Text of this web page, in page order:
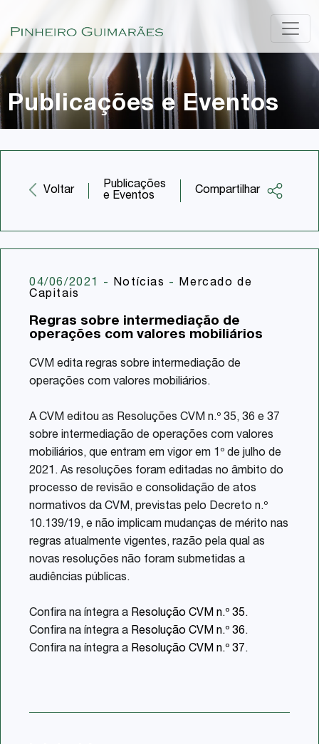
Publicações e Eventos
Voltar
Publicações
e Eventos
Compartilhar
Twitter
Share
04/06/2021 - Notícias - Mercado de
Capitais
Regras sobre intermediação de
operações com valores mobiliários
CVM edita regras sobre intermediação de
operações com valores mobiliários.
A CVM editou as Resoluções CVM n.º 35, 36 e 37
sobre intermediação de operações com valores
mobiliários, que entram em vigor em 1º de julho de
2021. As resoluções foram editadas no âmbito do
processo de revisão e consolidação de atos
normativos da CVM, previstas pelo Decreto n.º
10.139/19, e não implicam mudanças de mérito nas
regras atualmente vigentes, razão pela qual as
novas resoluções não foram submetidas a
audiências públicas.
Confira na íntegra a Resolução CVM n.º 35.
Confira na íntegra a Resolução CVM n.º 36.
Confira na íntegra a Resolução CVM n.º 37.